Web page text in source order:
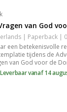
een betekenisvolle
tijdens de
van God voor de
biedt dagelijks een
uitdaagt en inspireert
over je toekomst
te versterken in de
Leverbaar vanaf 14